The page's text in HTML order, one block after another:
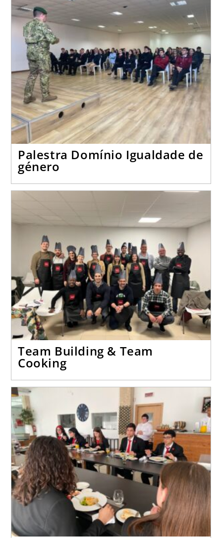
Palestra Domínio Igualdade de
género
Team Building & Team
Cooking